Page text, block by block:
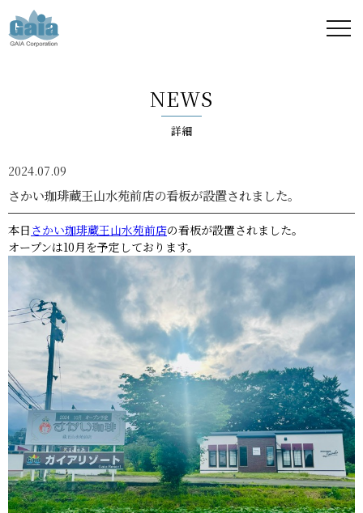
ア -
GAIA
Corporation
-
NEWS
詳細
2024.07.09
さかい珈琲蔵王山水苑前店の看板が設置されました。
本日 さかい珈琲蔵王山水苑前店の看板が設置されました。
オープンは10月を予定しております。